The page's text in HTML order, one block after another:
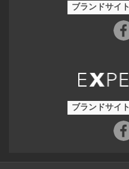
ブランドサイト
ブランドサイト